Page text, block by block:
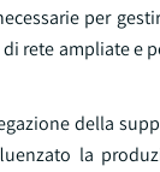
per
rete ampliate e
della
la